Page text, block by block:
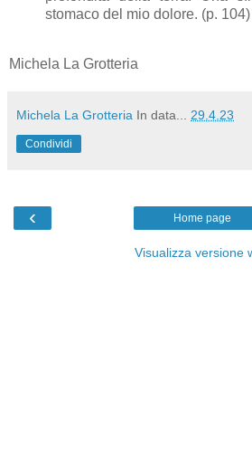
stomaco del mio dolore. (p. 104)
Michela La Grotteria
Michela La Grotteria In data... 29.4.23
Condividi
‹ Home page
Visualizza versione